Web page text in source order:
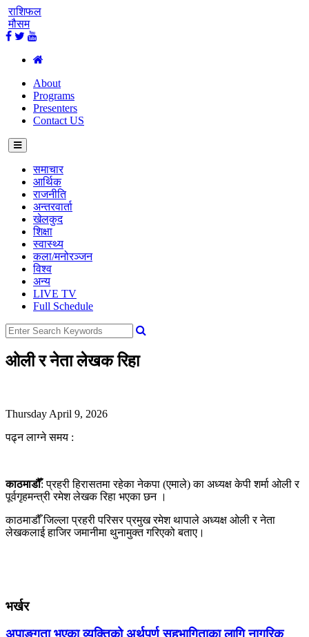
राशिफल
मौसम
About
Programs
Presenters
Contact US
समाचार
आर्थिक
राजनीति
अन्तरवार्ता
खेलकुद
शिक्षा
स्वास्थ्य
कला/मनोरञ्जन
विश्व
अन्य
LIVE TV
Full Schedule
ओली र नेता लेखक रिहा
Thursday April 9, 2026
पढ्न लाग्ने समय :
काठमाडौँ: प्रहरी हिरासतमा रहेका नेकपा (एमाले) का अध्यक्ष केपी शर्मा ओली र
पूर्वगृहमन्त्री रमेश लेखक रिहा भएका छन ।
काठमाडौँ जिल्ला प्रहरी परिसर प्रमुख रमेश थापाले अध्यक्ष ओली र नेता
लेखकलाई हाजिर जमानीमा थुनामुक्त गरिएको बताए।
भर्खर
अपाङ्गता भएका व्यक्तिको अर्थपूर्ण सहभागिताका लागि नागरिक